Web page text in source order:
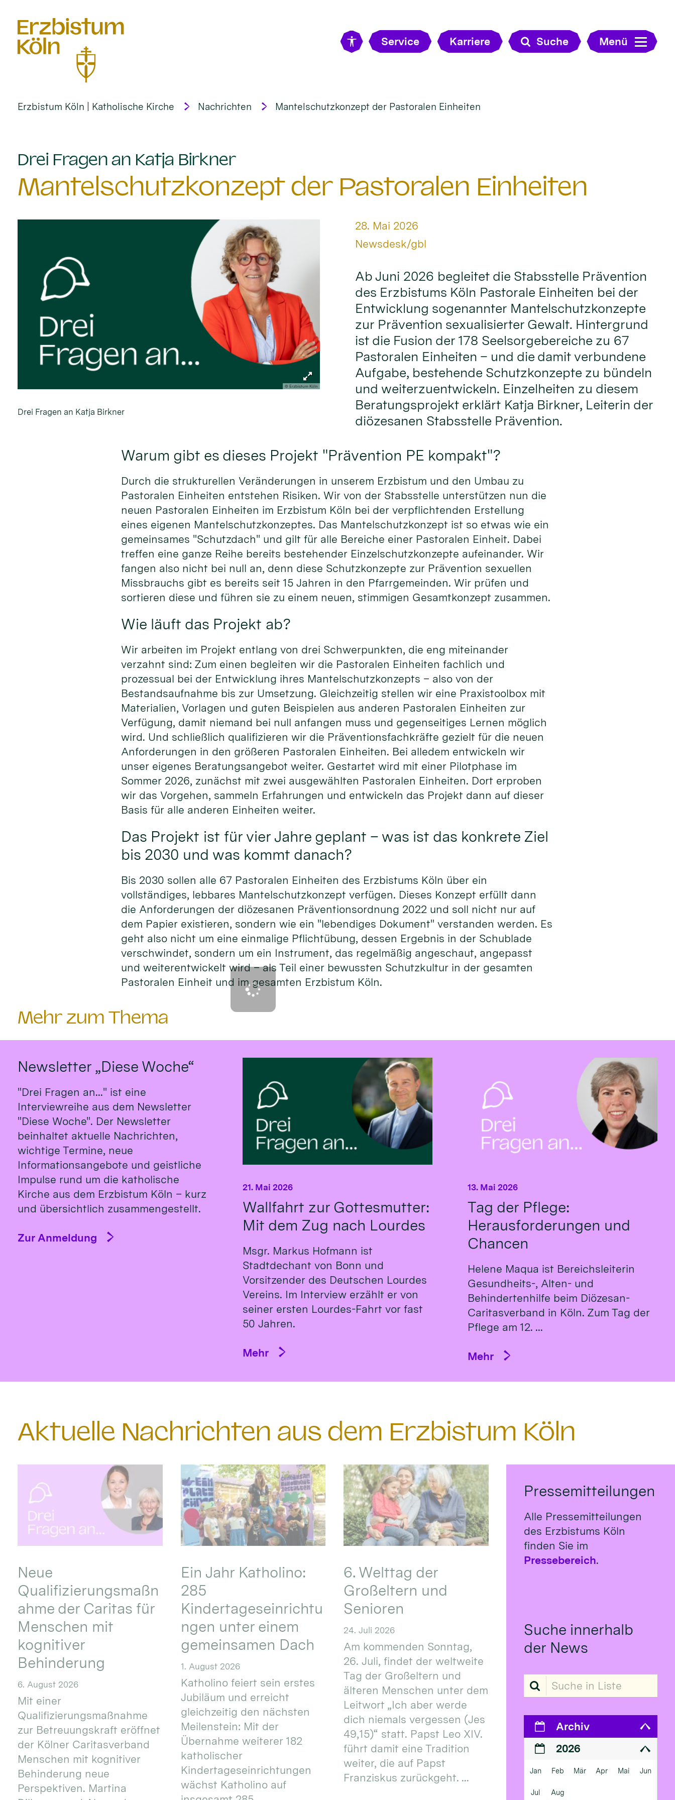
Service Karriere Suche Menü
Erzbistum Köln | Katholische Kirche Nachrichten Mantelschutzkonzept der Pastoralen Einheiten
Drei Fragen an Katja Birkner:
Mantelschutzkonzept der Pastoralen Einheiten
© Erzbistum Köln
Drei Fragen an Katja Birkner
Datum:
28. Mai 2026
Von:
Newsdesk/gbl
Ab Juni 2026 begleitet die Stabsstelle Prävention
des Erzbistums Köln Pastorale Einheiten bei der
Entwicklung sogenannter Mantelschutzkonzepte
zur Prävention sexualisierter Gewalt. Hintergrund
ist die Fusion der 178 Seelsorgebereiche zu 67
Pastoralen Einheiten – und die damit verbundene
Aufgabe, bestehende Schutzkonzepte zu bündeln
und weiterzuentwickeln. Einzelheiten zu diesem
Beratungsprojekt erklärt Katja Birkner, Leiterin der
diözesanen Stabsstelle Prävention.
Warum gibt es dieses Projekt "Prävention PE kompakt"?
Durch die strukturellen Veränderungen in unserem Erzbistum und den Umbau zu
Pastoralen Einheiten entstehen Risiken. Wir von der Stabsstelle unterstützen nun die
neuen Pastoralen Einheiten im Erzbistum Köln bei der verpflichtenden Erstellung
eines eigenen Mantelschutzkonzeptes. Das Mantelschutzkonzept ist so etwas wie ein
gemeinsames "Schutzdach" und gilt für alle Bereiche einer Pastoralen Einheit. Dabei
treffen eine ganze Reihe bereits bestehender Einzelschutzkonzepte aufeinander. Wir
fangen also nicht bei null an, denn diese Schutzkonzepte zur Prävention sexuellen
Missbrauchs gibt es bereits seit 15 Jahren in den Pfarrgemeinden. Wir prüfen und
sortieren diese und führen sie zu einem neuen, stimmigen Gesamtkonzept zusammen.
Wie läuft das Projekt ab?
Wir arbeiten im Projekt entlang von drei Schwerpunkten, die eng miteinander
verzahnt sind: Zum einen begleiten wir die Pastoralen Einheiten fachlich und
prozessual bei der Entwicklung ihres Mantelschutzkonzepts – also von der
Bestandsaufnahme bis zur Umsetzung. Gleichzeitig stellen wir eine Praxistoolbox mit
Materialien, Vorlagen und guten Beispielen aus anderen Pastoralen Einheiten zur
Verfügung, damit niemand bei null anfangen muss und gegenseitiges Lernen möglich
wird. Und schließlich qualifizieren wir die Präventionsfachkräfte gezielt für die neuen
Anforderungen in den größeren Pastoralen Einheiten. Bei alledem entwickeln wir
unser eigenes Beratungsangebot weiter. Gestartet wird mit einer Pilotphase im
Sommer 2026, zunächst mit zwei ausgewählten Pastoralen Einheiten. Dort erproben
wir das Vorgehen, sammeln Erfahrungen und entwickeln das Projekt dann auf dieser
Basis für alle anderen Einheiten weiter.
Das Projekt ist für vier Jahre geplant – was ist das konkrete Ziel
bis 2030 und was kommt danach?
Bis 2030 sollen alle 67 Pastoralen Einheiten des Erzbistums Köln über ein
vollständiges, lebbares Mantelschutzkonzept verfügen. Dieses Konzept erfüllt dann
die Anforderungen der diözesanen Präventionsordnung 2022 und soll nicht nur auf
dem Papier existieren, sondern wie ein "lebendiges Dokument" verstanden werden. Es
geht also nicht um eine einmalige Pflichtübung, dessen Ergebnis in der Schublade
verschwindet, sondern um ein Instrument, das regelmäßig angeschaut, angepasst
und weiterentwickelt wird – als Teil einer bewussten Schutzkultur in der gesamten
Pastoralen Einheit und im gesamten Erzbistum Köln.
Mehr zum Thema
Newsletter „Diese Woche“
"Drei Fragen an..." ist eine
Interviewreihe aus dem Newsletter
"Diese Woche". Der Newsletter
beinhaltet aktuelle Nachrichten,
wichtige Termine, neue
Informationsangebote und geistliche
Impulse rund um die katholische
Kirche aus dem Erzbistum Köln – kurz
und übersichtlich zusammengestellt.
Zur Anmeldung
Wallfahrt zur Gottesmutter:
Mit dem Zug nach Lourdes
21. Mai 2026
Msgr. Markus Hofmann ist
Stadtdechant von Bonn und
Vorsitzender des Deutschen Lourdes
Vereins. Im Interview erzählt er von
seiner ersten Lourdes-Fahrt vor fast
50 Jahren.
Mehr
Tag der Pflege:
Herausforderungen und
Chancen
13. Mai 2026
Helene Maqua ist Bereichsleiterin
Gesundheits-, Alten- und
Behindertenhilfe beim Diözesan-
Caritasverband in Köln. Zum Tag der
Pflege am 12. ...
Mehr
Aktuelle Nachrichten aus dem Erzbistum Köln
Neue
Qualifizierungsmaßn
ahme der Caritas für
Menschen mit
kognitiver
Behinderung
6. August 2026
Mit einer
Qualifizierungsmaßnahme
zur Betreuungskraft eröffnet
der Kölner Caritasverband
Menschen mit kognitiver
Behinderung neue
Perspektiven. Martina
Ein Jahr Katholino:
285
Kindertageseinrichtu
ngen unter einem
gemeinsamen Dach
1. August 2026
Katholino feiert sein erstes
Jubiläum und erreicht
gleichzeitig den nächsten
Meilenstein: Mit der
Übernahme weiterer 182
katholischer
Kindertageseinrichtungen
wächst Katholino auf
6. Welttag der
Großeltern und
Senioren
24. Juli 2026
Am kommenden Sonntag,
26. Juli, findet der weltweite
Tag der Großeltern und
älteren Menschen unter dem
Leitwort „Ich aber werde
dich niemals vergessen (Jes
49,15)“ statt. Papst Leo XIV.
führt damit eine Tradition
weiter, die auf Papst
Franziskus zurückgeht. ...
Pressemitteilungen
Alle Pressemitteilungen
des Erzbistums Köln
finden Sie im
Pressebereich.
Suche innerhalb
der News
Suche in Liste
Archiv
2026
Jan Feb Mär Apr Mai Jun
Jul Aug